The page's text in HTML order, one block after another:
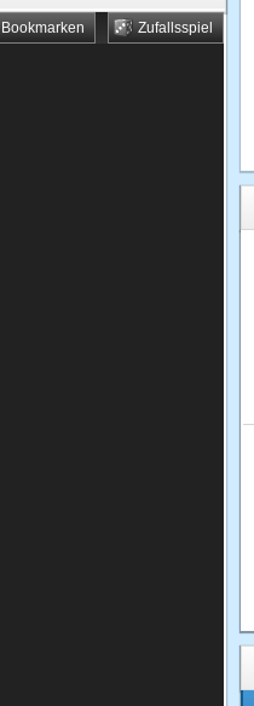
Zufallsspiel
Bookmarken